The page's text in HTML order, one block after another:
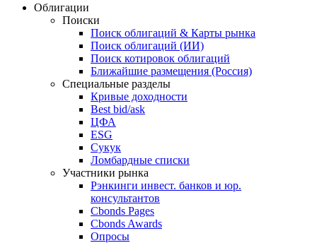
Облигации
Поиски
Поиск облигаций & Карты рынка
Поиск облигаций (ИИ)
Поиск котировок облигаций
Ближайшие размещения (Россия)
Специальные разделы
Кривые доходности
Best bid/ask
ЦФА
ESG
Сукук
Ломбардные списки
Участники рынка
Рэнкинги инвест. банков и юр.
консультантов
Cbonds Pages
Cbonds Awards
Опросы